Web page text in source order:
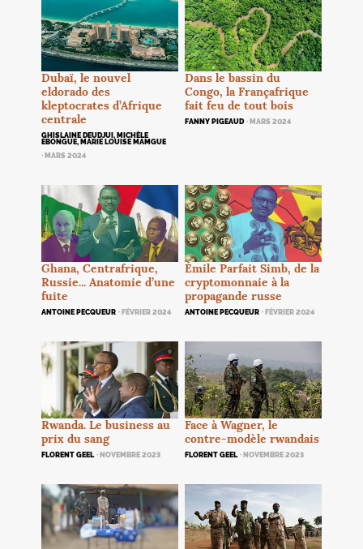
Dubaï, le nouvel
eldorado des
kleptocrates d’Afrique
centrale
GHISLAINE DEUDJUI, MICHÈLE
EBONGUE, MARIE LOUISE MAMGUE
· MARS 2024
Dans le bassin du
Congo, la Françafrique
fait feu de tout bois
FANNY PIGEAUD · MARS 2024
Ghana, Centrafrique,
Russie... Anatomie d’une
fuite
ANTOINE PECQUEUR · FÉVRIER 2024
Émile Parfait Simb, de la
cryptomonnaie à la
propagande russe
ANTOINE PECQUEUR · FÉVRIER 2024
Rwanda. Le business au
prix du sang
FLORENT GEEL · NOVEMBRE 2023
Face à Wagner, le
contre-modèle rwandais
FLORENT GEEL · NOVEMBRE 2023